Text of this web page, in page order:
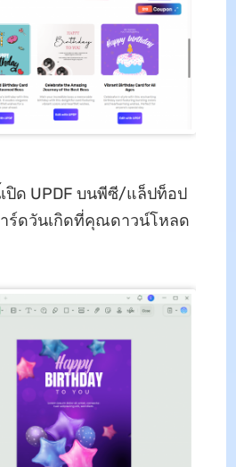
ปิด UPDF บนพีซี/แล็ปท็อป
ร์ดวันเกิดที่คุณดาวน์โหลด